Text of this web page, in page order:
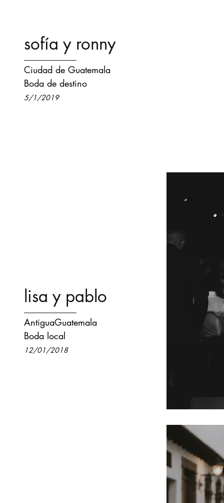
sofía y ronny
Ciudad de Guatemala
Boda de destino
5/1/2019
lisa y pablo
AntiguaGuatemala
Boda local
12/01/2018